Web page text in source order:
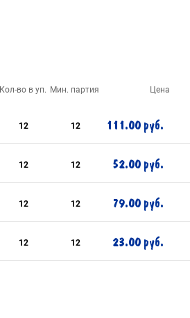
Кол-во в уп. Мин. партия Цена
12 12 111.00 руб.
12 12 52.00 руб.
12 12 79.00 руб.
12 12 23.00 руб.